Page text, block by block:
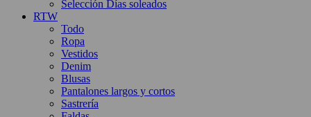
Selección Días soleados
RTW
Todo
Ropa
Vestidos
Denim
Blusas
Pantalones largos y cortos
Sastrería